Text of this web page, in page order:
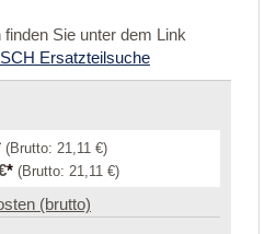
Sie unter dem Link
Ersatzteilsuche
(Brutto: 21,11 €)
* (Brutto: 21,11 €)
(brutto)